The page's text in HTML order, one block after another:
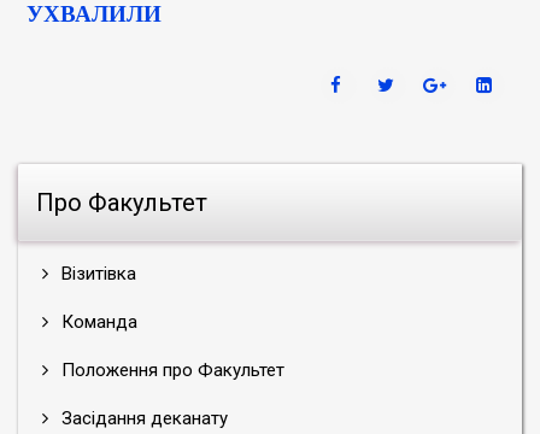
Про Факультет
Візитівка
Команда
Положення про Факультет
Засідання деканату
УХВАЛИЛИ